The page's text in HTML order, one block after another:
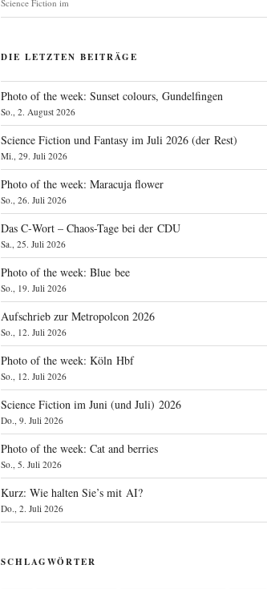
Science Fiction im
DIE LETZTEN BEITRÄGE
Photo of the week: Sunset colours, Gundelfingen
So., 2. August 2026
Science Fiction und Fantasy im Juli 2026 (der Rest)
Mi., 29. Juli 2026
Photo of the week: Maracuja flower
So., 26. Juli 2026
Das C‑Wort – Chaos-Tage bei der CDU
Sa., 25. Juli 2026
Photo of the week: Blue bee
So., 19. Juli 2026
Aufschrieb zur Metropolcon 2026
So., 12. Juli 2026
Photo of the week: Köln Hbf
So., 12. Juli 2026
Science Fiction im Juni (und Juli) 2026
Do., 9. Juli 2026
Photo of the week: Cat and berries
So., 5. Juli 2026
Kurz: Wie halten Sie’s mit AI?
Do., 2. Juli 2026
SCHLAGWÖRTER